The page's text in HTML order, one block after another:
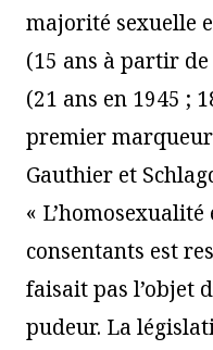
majorité sexuelle
(15 ans à partir
(21 ans en 1945 ;
premier
Gauthier et
«
consentants est
faisait pas l’objet
pudeur. La